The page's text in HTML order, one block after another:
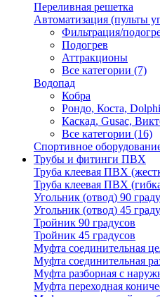
Переливная решетка
Автоматизация (пульты
Фильтрация/
Подогрев
Аттракционы
Все категории (7)
Водопад
Кобра
Рондо, Коста,
Каскад, Gusac,
Все категории (16)
Спортивное
Трубы и фитинги ПВХ
Труба клеевая ПВХ
Труба клеевая ПВХ
Угольник (отвод) 90
Угольник (отвод) 45
Тройник 90 градусов
Тройник 45 градусов
Муфта соединительная
Муфта соединительная
Муфта разборная с
Муфта переходная